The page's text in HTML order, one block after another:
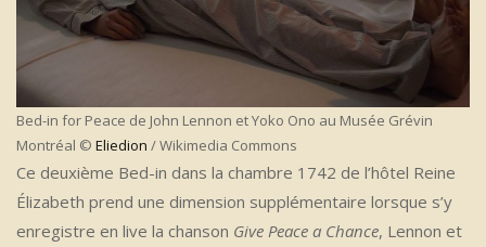
Bed-in for Peace de John Lennon et Yoko Ono au Musée Grévin
Montréal © Eliedion / Wikimedia Commons
Ce deuxième Bed-in dans la chambre 1742 de l’hôtel Reine
Élizabeth prend une dimension supplémentaire lorsque s’y
enregistre en live la chanson Give Peace a Chance, Lennon et